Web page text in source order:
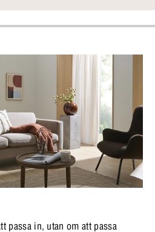
passa in, utan om att passa